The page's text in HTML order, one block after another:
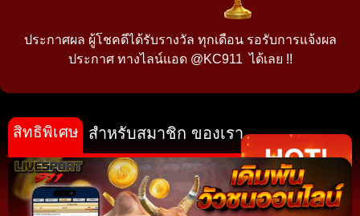
ประกาศผล ผู้โชคดีได้รับรางวัล ทุกเดือน รอรับการแจ้งผล
ประกาศ ทางไลน์แอด @KC911 ได้เลย !!
สำหรับสมาชิก ของเรา
สิทธิพิเศษ